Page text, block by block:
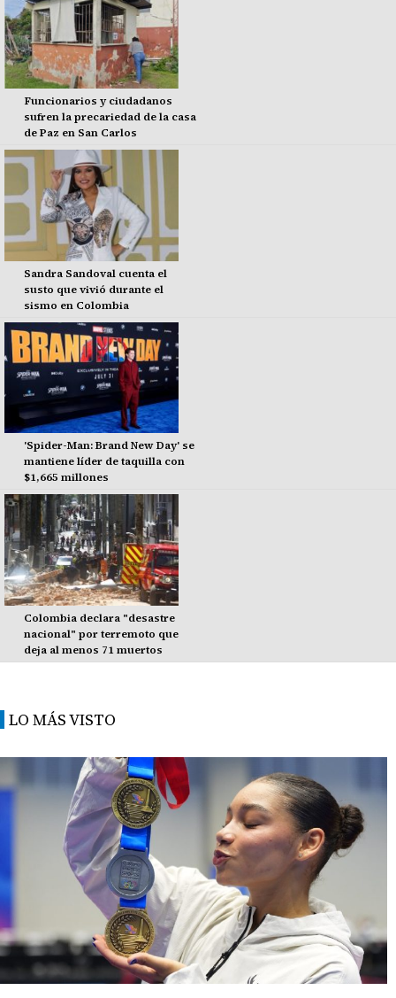
Funcionarios y ciudadanos
sufren la precariedad de la casa
de Paz en San Carlos
Sandra Sandoval cuenta el
susto que vivió durante el
sismo en Colombia
'Spider-Man: Brand New Day' se
mantiene líder de taquilla con
$1,665 millones
Colombia declara "desastre
nacional" por terremoto que
deja al menos 71 muertos
LO MÁS VISTO